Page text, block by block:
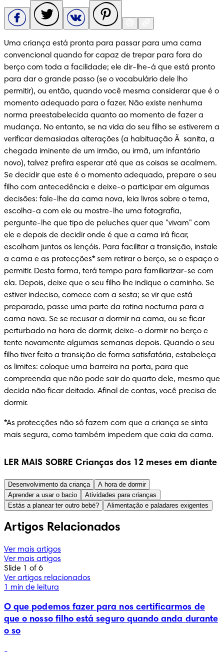
Uma criança está pronta para passar para uma cama
convencional quando for capaz de trepar para fora do
berço com toda a facilidade; ele dir-lhe-á que está pronto
para dar o grande passo (se o vocabulário dele lho
permitir), ou então, quando você mesma considerar que é o
momento adequado para o fazer. Não existe nenhuma
norma preestabelecida quanto ao momento de fazer a
mudança. No entanto, se na vida do seu filho se estiverem a
verificar demasiadas alterações (a habituação Ã  sanita, a
chegada iminente de um irmão, ou irmã, um infantário
novo), talvez prefira esperar até que as coisas se acalmem.
Se decidir que este é o momento adequado, prepare o seu
filho com antecedência e deixe-o participar em algumas
decisões: fale-lhe da cama nova, leia livros sobre o tema,
escolha-a com ele ou mostre-lhe uma fotografia,
pergunte-lhe que tipo de peluches quer que "vivam" com
ele e depois de decidir onde é que a cama irá ficar,
escolham juntos os lençóis. Para facilitar a transição, instale
a cama e as protecções* sem retirar o berço, se o espaço o
permitir. Desta forma, terá tempo para familiarizar-se com
ela. Depois, deixe que o seu filho lhe indique o caminho. Se
estiver indeciso, comece com a sesta; se vir que está
preparado, passe uma parte da rotina nocturna para a
cama nova. Se se recusar a dormir na cama, ou se ficar
perturbado na hora de dormir, deixe-o dormir no berço e
tente novamente algumas semanas depois. Quando o seu
filho tiver feito a transição de forma satisfatória, estabeleça
os limites: coloque uma barreira na porta, para que
compreenda que não pode sair do quarto dele, mesmo que
decida não ficar deitado. Afinal de contas, você precisa de
dormir.
*As protecções não só fazem com que a criança se sinta
mais segura, como também impedem que caia da cama.
LER MAIS SOBRE Crianças dos 12 meses em diante
Desenvolvimento da criança
A hora de dormir
Aprender a usar o bacio
Atividades para crianças
Estás a planear ter outro bebé?
Alimentação e paladares exigentes
Artigos Relacionados
Ver mais artigos
Ver mais artigos
Slide 1 of 6
Ver artigos relacionados
1 min de leitura
O que podemos fazer para nos certificarmos de
que o nosso filho está seguro quando anda durante
o so